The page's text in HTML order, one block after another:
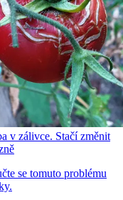
v zálivce. Stačí změnit
se tomuto problému